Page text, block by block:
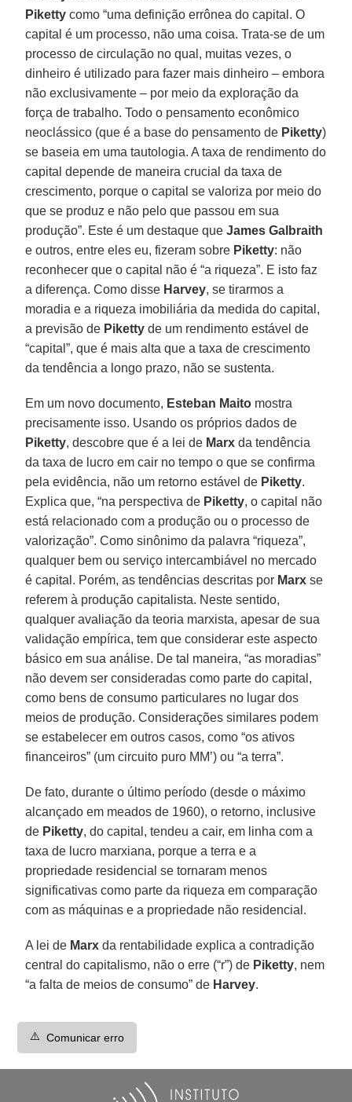
Piketty como “uma definição errônea do capital. O
capital é um processo, não uma coisa. Trata-se de um
processo de circulação no qual, muitas vezes, o
dinheiro é utilizado para fazer mais dinheiro – embora
não exclusivamente – por meio da exploração da
força de trabalho. Todo o pensamento econômico
neoclássico (que é a base do pensamento de Piketty)
se baseia em uma tautologia. A taxa de rendimento do
capital depende de maneira crucial da taxa de
crescimento, porque o capital se valoriza por meio do
que se produz e não pelo que passou em sua
produção”. Este é um destaque queJames Galbraith
e outros, entre eles eu, fizeram sobre Piketty: não
reconhecer que o capital não é “a riqueza”. E isto faz
a diferença. Como disse Harvey, se tirarmos a
moradia e a riqueza imobiliária da medida do capital,
a previsão de Piketty de um rendimento estável de
“capital”, que é mais alta que a taxa de crescimento
da tendência a longo prazo, não se sustenta.
Em um novo documento, Esteban Maito mostra
precisamente isso. Usando os próprios dados de
Piketty, descobre que é a lei de Marx da tendência
da taxa de lucro em cair no tempo o que se confirma
pela evidência, não um retorno estável de Piketty.
Explica que, “na perspectiva de Piketty, o capital não
está relacionado com a produção ou o processo de
valorização”. Como sinônimo da palavra “riqueza”,
qualquer bem ou serviço intercambiável no mercado
é capital. Porém, as tendências descritas por Marx se
referem à produção capitalista. Neste sentido,
qualquer avaliação da teoria marxista, apesar de sua
validação empírica, tem que considerar este aspecto
básico em sua análise. De tal maneira, “as moradias”
não devem ser consideradas como parte do capital,
como bens de consumo particulares no lugar dos
meios de produção. Considerações similares podem
se estabelecer em outros casos, como “os ativos
financeiros” (um circuito puro MM’) ou “a terra”.
De fato, durante o último período (desde o máximo
alcançado em meados de 1960), o retorno, inclusive
de Piketty, do capital, tendeu a cair, em linha com a
taxa de lucro marxiana, porque a terra e a
propriedade residencial se tornaram menos
significativas como parte da riqueza em comparação
com as máquinas e a propriedade não residencial.
A lei de Marx da rentabilidade explica a contradição
central do capitalismo, não o erre (“r”) de Piketty, nem
“a falta de meios de consumo” de Harvey.
⚠️ Comunicar erro